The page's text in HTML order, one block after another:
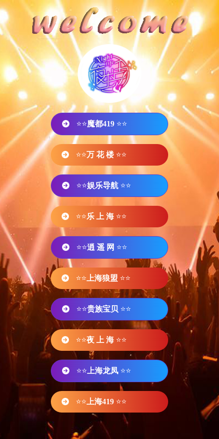
⭐⭐魔都419 ⭐⭐
⭐⭐万 花 楼 ⭐⭐
⭐⭐娱乐导航 ⭐⭐
⭐⭐乐 上 海 ⭐⭐
⭐⭐逍 遥 网 ⭐⭐
⭐⭐ 上海狼盟 ⭐⭐
⭐⭐贵族宝贝 ⭐⭐
⭐⭐夜 上 海 ⭐⭐
⭐⭐ 上海龙凤 ⭐⭐
⭐⭐ 上海419 ⭐⭐